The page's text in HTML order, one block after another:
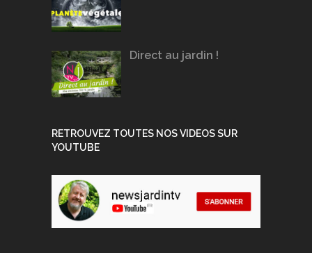
Direct au jardin !
RETROUVEZ TOUTES NOS VIDEOS SUR
YOUTUBE